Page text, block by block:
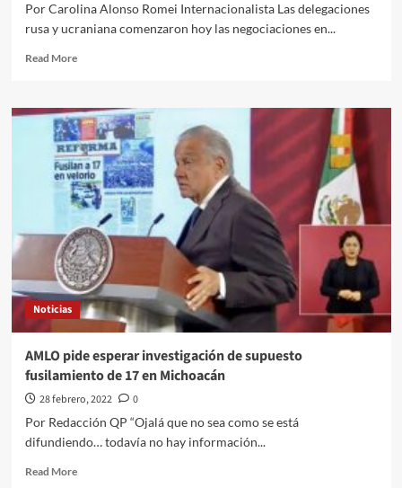
Por Carolina Alonso Romei Internacionalista Las delegaciones
rusa y ucraniana comenzaron hoy las negociaciones en...
Read MoreRead
Internacionales///Carolina
Alonso
Romei///Rusia
y
Ucrania
comienzan
las
negociaciones
en
Bielorrusia
Noticias
AMLO pide esperar investigación de supuesto
fusilamiento de 17 en Michoacán
28 febrero, 2022
0
Por Redacción QP “Ojalá que no sea como se está
difundiendo… todavía no hay información...
Read MoreRead